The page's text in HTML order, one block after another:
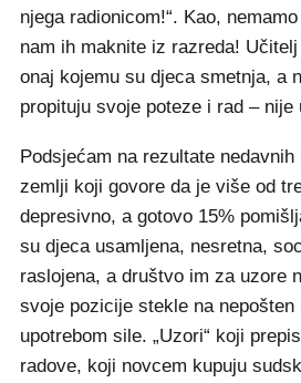
njega radionicom!“. Kao,
nam ih maknite iz razreda!
onaj kojemu su djeca smetnja, a
propituju svoje poteze i rad – nije
Podsjećam na rezultate
zemlji koji govore da je više od
depresivno, a gotovo 15%
su djeca usamljena, nesretna,
raslojena, a društvo im za uzore
svoje pozicije stekle na
upotrebom sile. „Uzori“ koji
radove, koji novcem kupuju